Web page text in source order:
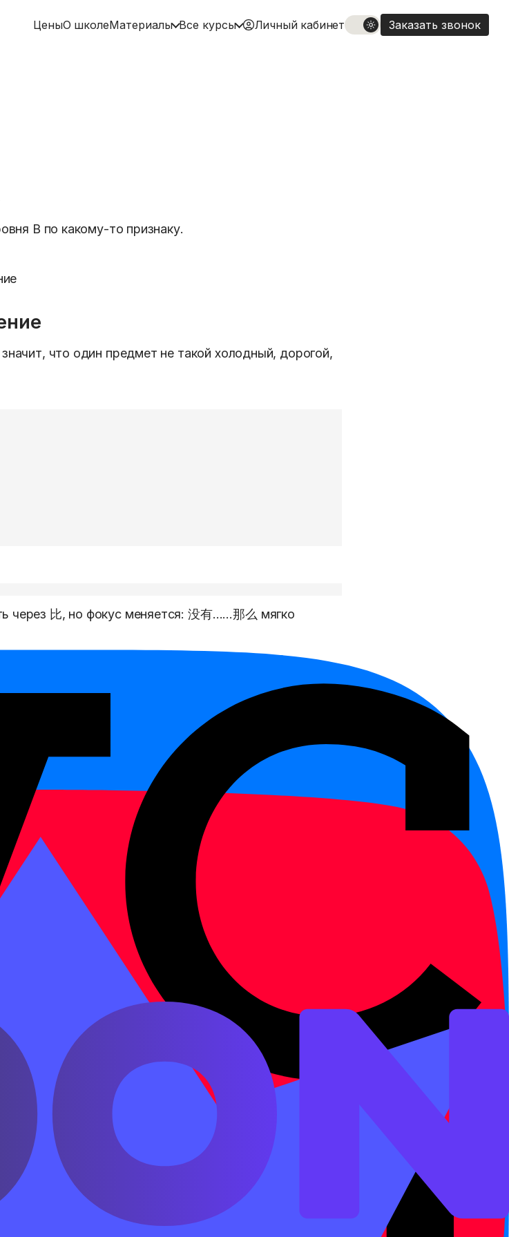
ЦеныО школеМатериалы Все курсы Личный кабинет Заказать звонок
B по какому-то признаку.
что один предмет не такой холодный, дорогой,
比, но фокус меняется: 没有……那么 мягко